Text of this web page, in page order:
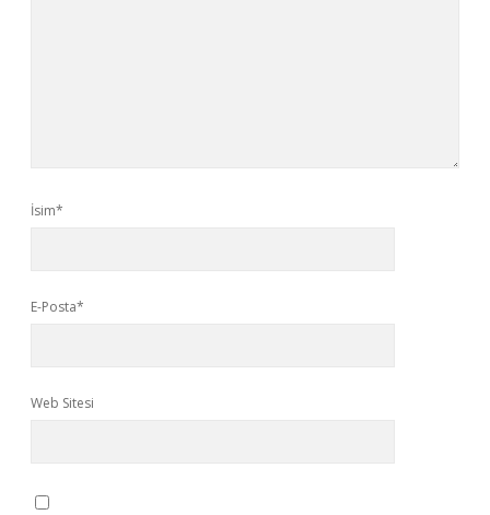
İsim*
E-Posta*
Web Sitesi